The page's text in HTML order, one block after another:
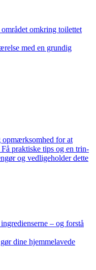
omkring toilettet
med en grundig
for at
praktiske tips og en trin-
og vedligeholder dette
– og forstå
dine hjemmelavede